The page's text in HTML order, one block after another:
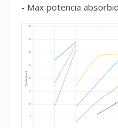
- Max potencia